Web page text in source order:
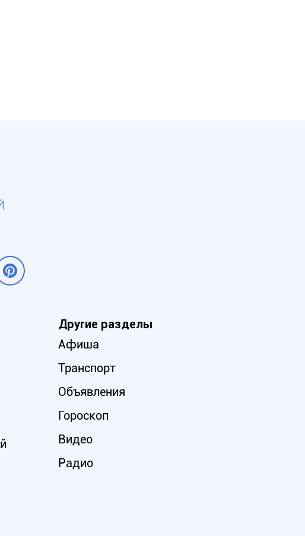
Другие разделы
Афиша
Транспорт
Объявления
Гороскоп
Видео
Радио